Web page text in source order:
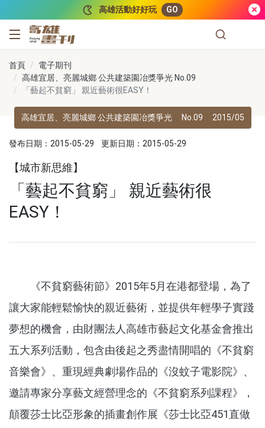
高雄活動好好玩 GO
高雄畫刊
首頁
電子期刊
高雄宜居、亮麗城鄉 公共建築園冶獎爭光 No.09
「藝起不貧窮」 親近藝術很EASY！
高雄宜居、亮麗城鄉 公共建築園冶獎爭光 No.09 2015/05
發布日期：2015-05-29 更新日期：2015-05-29
【城市新思維】
「藝起不貧窮」 親近藝術很
EASY！
《不貧窮藝術節》2015年5月在港都登場，為了
讓大家能輕鬆愉快的親近藝術，並提供年輕學子實踐
夢想的機會，由財團法人高雄市藝起文化基金會推出
五大系列活動，包含由後起之秀盡情開唱的《不貧窮
音樂會》、重現經典劇場作品的《沒蚊子電影院》、
邀請專家分享藝文經營理念的《不貧窮系列課程》，
顛覆莎士比亞形象的插畫創作展《莎士比亞451直做